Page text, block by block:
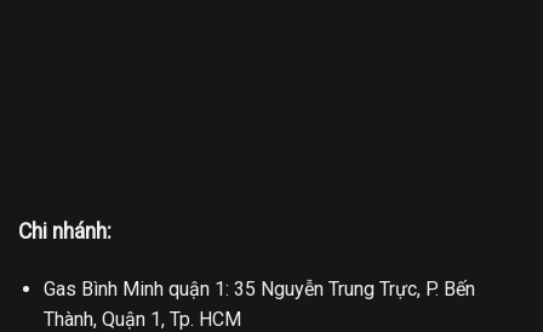
Chi nhánh:
Gas Bình Minh quận 1: 35 Nguyễn Trung Trực, P. Bến
Thành, Quận 1, Tp. HCM